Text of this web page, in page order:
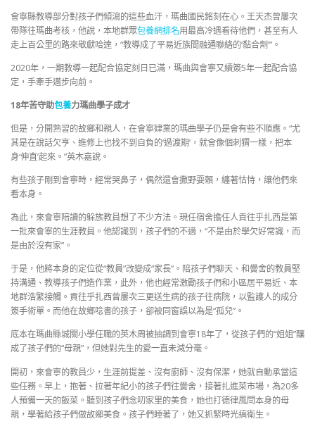
會寧縣教導部分對孩子們傾瀉的這些血汗，瑪曲國民銘刻在心。王天杰曾屢次
帶隊往瑪曲考核，他說，本地群眾包養網排名用最高冷遇看待他們，甚至有人
走上百公里的路來敬獻哈達，“教導成了平易近族間融通聯絡的‘黏合劑’”。
2020年，一期教導一起配合協定刻日已滿，瑪曲與會寧又續簽5年一起配合協
定，手牽手邁步向前。
18年苦守助包養力瑪曲學子成才
但是，分開熟習的故鄉和親人，在會寧肄業的瑪曲學子仍是會有些不順應。“尤
其是在說話欠亨、進修上也找不到自負的‘過渡期’，就會像個刺猬一樣，把本
身‘伸直’起來。”英木嘉說。
有些孩子剛到會寧時，經常哭鼻子，偶然還會撒野耍賴，纏著怙恃，讓他們來
看本身。
為此，來會寧陪讀的躲族教員想了不少方法。現任宿舍擔任人貢往乎扎西是第
一批來會寧的生涯教員。他認識到，孩子們的不適，“不是由於學欠好常識，而
是由於沒有家”。
于是，他將本身的定位從“教員”改變成“家長”。陪孩子們聊天、和黌舍的教員堅
持溝通、教導孩子們造作業，此外，他也經常激勵孩子們和小區居平易近、本
地群浩繁接觸。貢往乎扎西曾屢次三更送生病的孩子往病院，以監護人的成分
簽手術單。而他在故鄉唸書的孩子，卻被同窗誤以為是“孤兒”。
底本在瑪曲縣城關小學任職的英木周被抽調到會寧18年了，從孩子們的“姐姐”釀
成了孩子們的“母親”，但她對先生的愛一直未減分毫。
開初，來會寧的教員少，生涯前提差、沒有廚師、沒有保潔，她就自動承當這
些任務。早上，抱著、拉著年紀小的孩子們往黌舍，接著扎進菜市場，為20多
人預備一天的飯菜。聽到孩子們念叨家里的美食，她也打德律風問本身的母
親，學著給孩子們做故鄉美食。孩子們睡著了，她又抓緊時光搞衛生。